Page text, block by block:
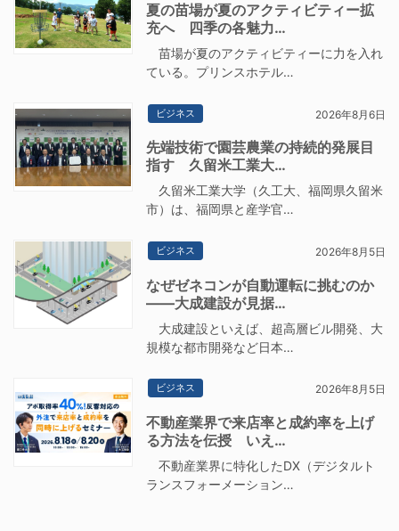
夏の苗場が夏のアクティビティー拡
充へ 四季の各魅力…
苗場が夏のアクティビティーに力を入れ
ている。プリンスホテル…
ビジネス 2026年8月6日
先端技術で園芸農業の持続的発展目
指す 久留米工業大…
久留米工業大学（久工大、福岡県久留米
市）は、福岡県と産学官…
ビジネス 2026年8月5日
なぜゼネコンが自動運転に挑むのか
――大成建設が見据…
大成建設といえば、超高層ビル開発、大
規模な都市開発など日本…
ビジネス 2026年8月5日
不動産業界で来店率と成約率を上げ
る方法を伝授 いえ…
不動産業界に特化したDX（デジタルト
ランスフォーメーション…